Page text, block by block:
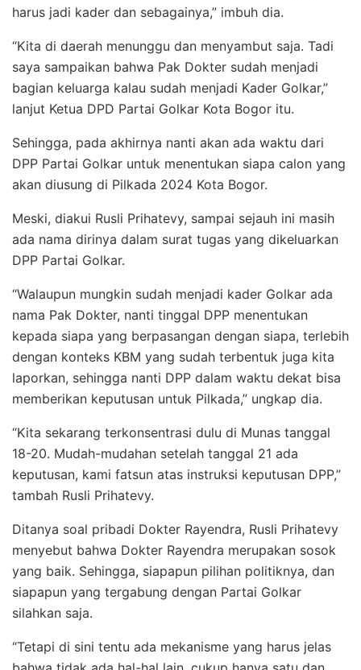
harus jadi kader dan sebagainya,” imbuh dia.
“Kita di daerah menunggu dan menyambut saja. Tadi
saya sampaikan bahwa Pak Dokter sudah menjadi
bagian keluarga kalau sudah menjadi Kader Golkar,”
lanjut Ketua DPD Partai Golkar Kota Bogor itu.
Sehingga, pada akhirnya nanti akan ada waktu dari
DPP Partai Golkar untuk menentukan siapa calon yang
akan diusung di Pilkada 2024 Kota Bogor.
Meski, diakui Rusli Prihatevy, sampai sejauh ini masih
ada nama dirinya dalam surat tugas yang dikeluarkan
DPP Partai Golkar.
“Walaupun mungkin sudah menjadi kader Golkar ada
nama Pak Dokter, nanti tinggal DPP menentukan
kepada siapa yang berpasangan dengan siapa, terlebih
dengan konteks KBM yang sudah terbentuk juga kita
laporkan, sehingga nanti DPP dalam waktu dekat bisa
memberikan keputusan untuk Pilkada,” ungkap dia.
“Kita sekarang terkonsentrasi dulu di Munas tanggal
18-20. Mudah-mudahan setelah tanggal 21 ada
keputusan, kami fatsun atas instruksi keputusan DPP,”
tambah Rusli Prihatevy.
Ditanya soal pribadi Dokter Rayendra, Rusli Prihatevy
menyebut bahwa Dokter Rayendra merupakan sosok
yang baik. Sehingga, siapapun pilihan politiknya, dan
siapapun yang tergabung dengan Partai Golkar
silahkan saja.
“Tetapi di sini tentu ada mekanisme yang harus jelas